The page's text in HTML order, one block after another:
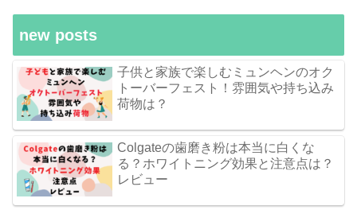
new posts
子供と家族で楽しむミュンヘンのオク
トーバーフェスト！雰囲気や持ち込み
荷物は？
Colgateの歯磨き粉は本当に白くな
る？ホワイトニング効果と注意点は？
レビュー